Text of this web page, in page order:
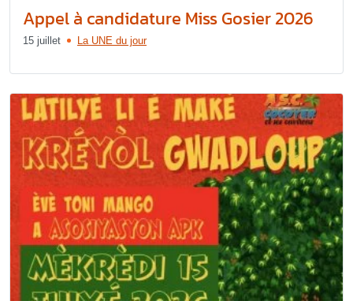
Appel à candidature Miss Gosier 2026
15 juillet La UNE du jour